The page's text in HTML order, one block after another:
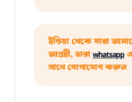
ইন্ডিয়া থেকে যারা
আগ্রহী, তারাwhatsappএ
সাথে যোগাযোগ করুন